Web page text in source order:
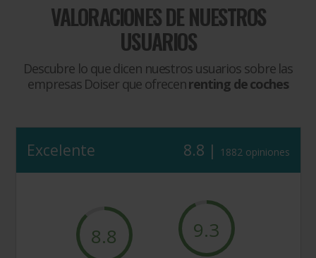
VALORACIONES DE NUESTROS
USUARIOS
Descubre lo que dicen nuestros usuarios sobre las
empresas Doiser que ofrecenrenting de coches
Excelente 8.8 | 1882 opiniones
8.8 9.3